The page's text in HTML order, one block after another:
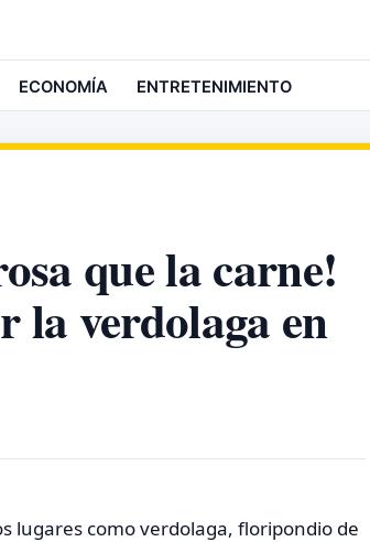
ECONOMÍA ENTRETENIMIENTO
que la carne!
la verdolaga en
lugares como verdolaga, floripondio de